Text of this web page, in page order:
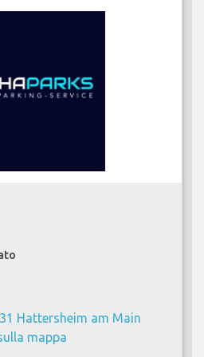
Hattersheim am Main
mappa